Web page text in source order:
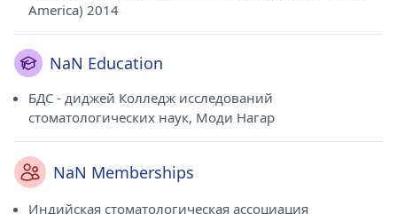
America) 2014
NaN Education
БДС - диджей Колледж исследований
стоматологических наук, Моди Нагар
NaN Memberships
Индийская стоматологическая ассоциация